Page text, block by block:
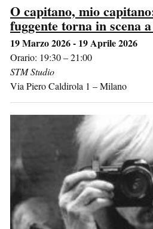
O capitano, mio
fuggente torna in scena
19 Marzo 2026 - 19 Aprile 2026
Orario: 19:30 – 21:00
STM Studio
Via Piero Caldirola 1 –Milano